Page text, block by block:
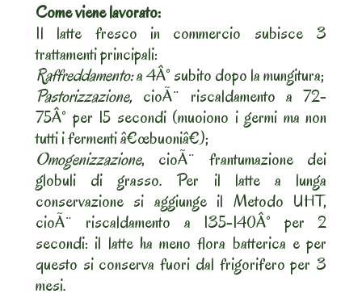
Come viene lavorato:
Il latte fresco in commercio subisce 3
trattamenti principali:
Raffreddamento:a 4Â° subito dopo la mungitura;
Pastorizzazione, cioÃ¨ riscaldamento a 72-
75Â° per 15 secondi (muoiono i germi ma non
tutti i fermenti â€œbuoniâ€);
Omogenizzazione, cioÃ¨ frantumazione dei
globuli di grasso. Per il latte a lunga
conservazione si aggiunge il Metodo UHT,
cioÃ¨ riscaldamento a 135-140Â° per 2
secondi: il latte ha meno flora batterica e per
questo si conserva fuori dal frigorifero per 3
mesi.